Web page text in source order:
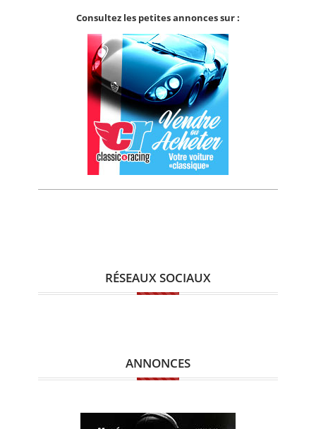
Consultez les petites annonces sur :
RÉSEAUX SOCIAUX
ANNONCES